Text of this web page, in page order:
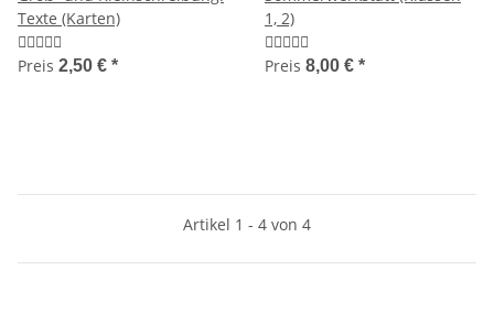
Texte (Karten)
Preis 2,50 € *
1, 2)
Preis 8,00 € *
Artikel 1 - 4 von 4